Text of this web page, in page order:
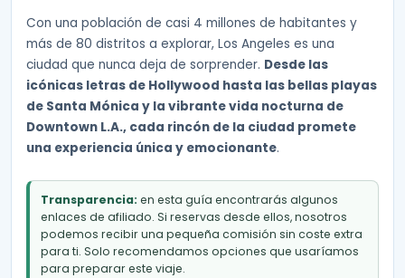
Con una población de casi 4 millones de habitantes y
más de 80 distritos a explorar, Los Angeles es una
ciudad que nunca deja de sorprender. Desde las
icónicas letras de Hollywood hasta las bellas playas
de Santa Mónica y la vibrante vida nocturna de
Downtown L.A., cada rincón de la ciudad promete
una experiencia única y emocionante.
Transparencia: en esta guía encontrarás algunos
enlaces de afiliado. Si reservas desde ellos, nosotros
podemos recibir una pequeña comisión sin coste extra
para ti. Solo recomendamos opciones que usaríamos
para preparar este viaje.